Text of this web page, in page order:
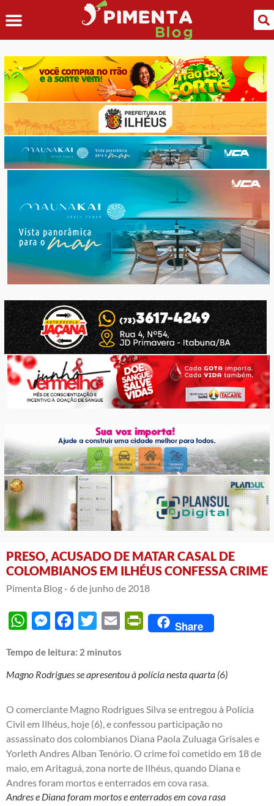
PRESO, ACUSADO DE MATAR CASAL DE
COLOMBIANOS EM ILHÉUS CONFESSA CRIME
Pimenta Blog - 6 de junho de 2018
WhatsAppMessengerFacebook
Twitter Email PrintFriendly
Share
Tempo de leitura: 2 minutos
Magno Rodrigues se apresentou à polícia nesta quarta (6)
O comerciante Magno Rodrigues Silva se entregou à Polícia
Civil em Ilhéus, hoje (6), e confessou participação no
assassinato dos colombianos Diana Paola Zuluaga Grisales e
Yorleth Andres Alban Tenório. O crime foi cometido em 18 de
maio, em Aritaguá, zona norte de Ilhéus, quando Diana e
Andres foram mortos e enterrados em cova rasa.
Andres e Diana foram mortos e enterrados em cova rasa